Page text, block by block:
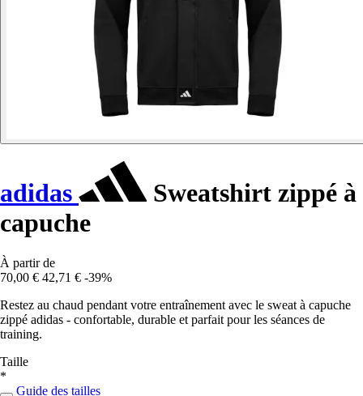
adidas
Sweatshirt zippé à
capuche
À partir de
70,00 € 42,71 € -39%
Restez au chaud pendant votre entraînement avec le sweat à capuche
zippé adidas - confortable, durable et parfait pour les séances de
training.
Taille
*
Guide des tailles